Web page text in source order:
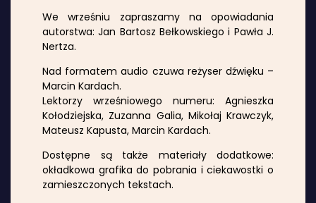
We wrześniu zapraszamy na opowiadania
autorstwa: Jan Bartosz Bełkowskiego i Pawła J.
Nertza.
Nad formatem audio czuwa reżyser dźwięku –
Marcin Kardach.
Lektorzy wrześniowego numeru: Agnieszka
Kołodziejska, Zuzanna Galia, Mikołaj Krawczyk,
Mateusz Kapusta, Marcin Kardach.
Dostępne są także materiały dodatkowe:
okładkowa grafika do pobrania i ciekawostki o
zamieszczonych tekstach.